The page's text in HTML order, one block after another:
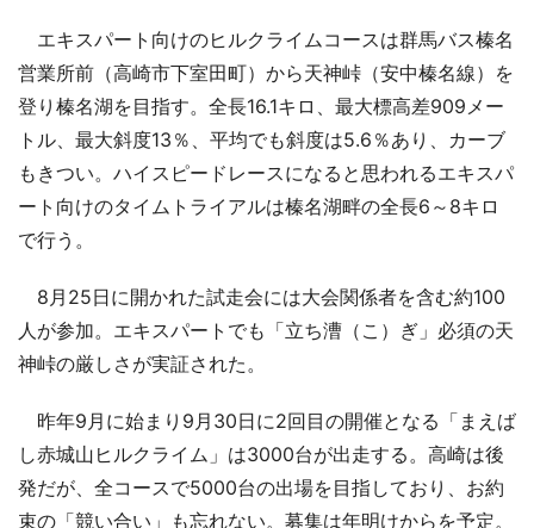
エキスパート向けのヒルクライムコースは群馬バス榛名
営業所前（高崎市下室田町）から天神峠（安中榛名線）を
登り榛名湖を目指す。全長16.1キロ、最大標高差909メー
トル、最大斜度13％、平均でも斜度は5.6％あり、カーブ
もきつい。ハイスピードレースになると思われるエキスパ
ート向けのタイムトライアルは榛名湖畔の全長6～8キロ
で行う。
8月25日に開かれた試走会には大会関係者を含む約100
人が参加。エキスパートでも「立ち漕（こ）ぎ」必須の天
神峠の厳しさが実証された。
昨年9月に始まり9月30日に2回目の開催となる「まえば
し赤城山ヒルクライム」は3000台が出走する。高崎は後
発だが、全コースで5000台の出場を目指しており、お約
束の「競い合い」も忘れない。募集は年明けからを予定。